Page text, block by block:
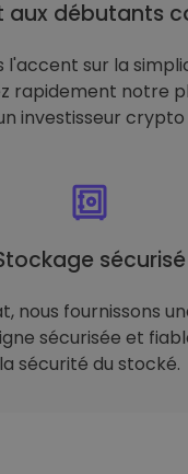
aux débutants
l'accent sur la
rapidement notre
investisseur
sécurisé
nous fournissons
sécurisée et
la sécurité du stocké.